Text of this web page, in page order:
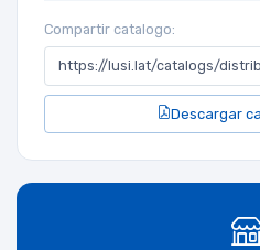
Compartir catalogo:
Descargar